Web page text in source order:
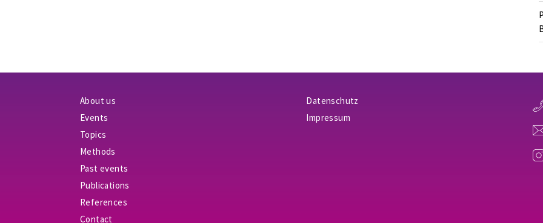
About us
Events
Topics
Methods
Past events
Publications
References
Contact
Datenschutz
Impressum